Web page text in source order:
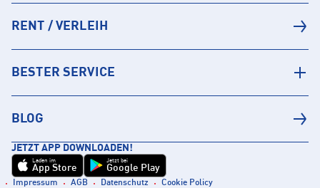
RENT / VERLEIH
BESTER SERVICE
BLOG
JETZT APP DOWNLOADEN!
Laden im
App Store
Jetzt bei
Google Play
Impressum AGB Datenschutz
Cookie Policy